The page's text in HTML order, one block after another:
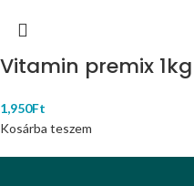
Vitamin premix 1kg
1,950Ft
Kosárba teszem